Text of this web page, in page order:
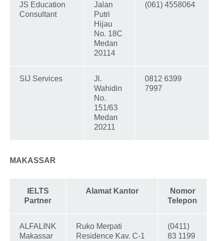
JS Education
Consultant
Jalan
Putri
Hijau
No. 18C
Medan
20114
(061) 4558064
SIJ Services
Jl.
Wahidin
No.
151/63
Medan
20211
0812 6399
7997
MAKASSAR
IELTS
Partner
Alamat Kantor
Nomor
Telepon
ALFALINK
Makassar
Ruko Merpati
Residence Kav. C-1
(0411)
83 1199